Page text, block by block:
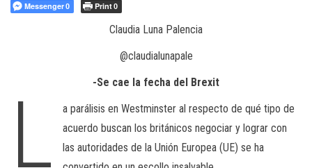
Messenger0 Print0
Claudia Luna Palencia
@claudialunapale
-Se cae la fecha del Brexit
L
a parálisis en Westminster al respecto de qué tipo de
acuerdo buscan los británicos negociar y lograr con
las autoridades de la Unión Europea (UE) se ha